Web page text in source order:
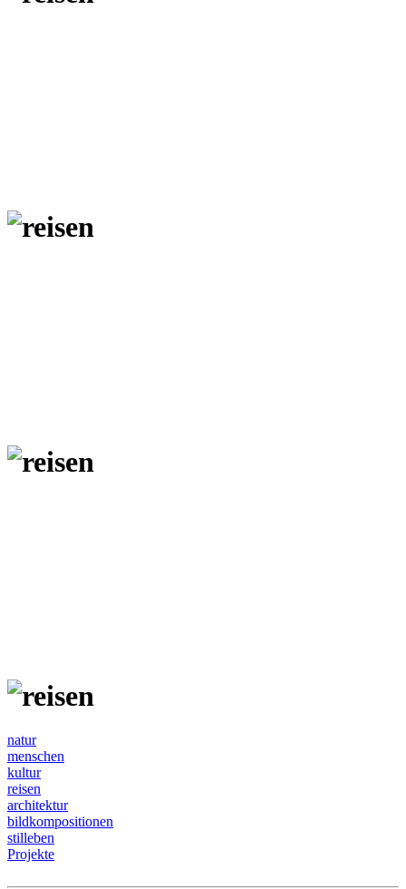
natur
menschen
kultur
reisen
architektur
bildkompositionen
stilleben
Projekte